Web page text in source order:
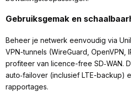
Gebruiksgemak en
Beheer je netwerk eenvoudig via
VPN-tunnels (WireGuard, OpenVPN,
profiteer van licence-free SD‑WAN.
auto‑failover (inclusief LTE-backup)
rapportages.